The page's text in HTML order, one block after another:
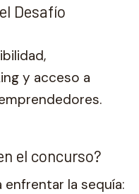
Desafío
y acceso a
el concurso?
la sequía: